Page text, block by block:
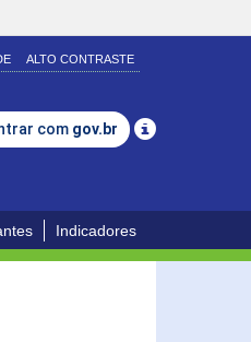
ALTO CONTRASTE
com gov.br
Indicadores